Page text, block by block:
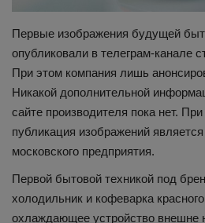
Первые изображения будущей
опубликовали в телеграм-канале
При этом компания лишь
Никакой дополнительной
сайте производителя пока нет.
публикация изображений
московского предприятия.
Первой бытовой техникой под
холодильник и кофеварка
охлаждающее устройство внешне